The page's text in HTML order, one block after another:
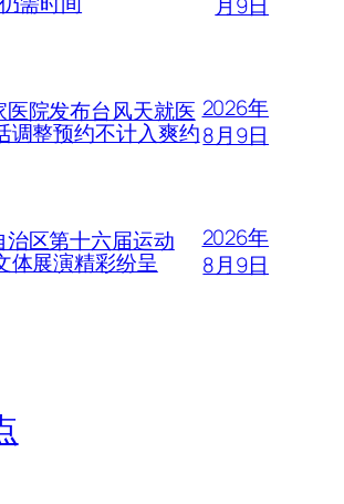
月9日
医院发布台风天就医
调整预约不计入爽约
2026年
8月9日
治区第十六届运动
体展演精彩纷呈
2026年
8月9日